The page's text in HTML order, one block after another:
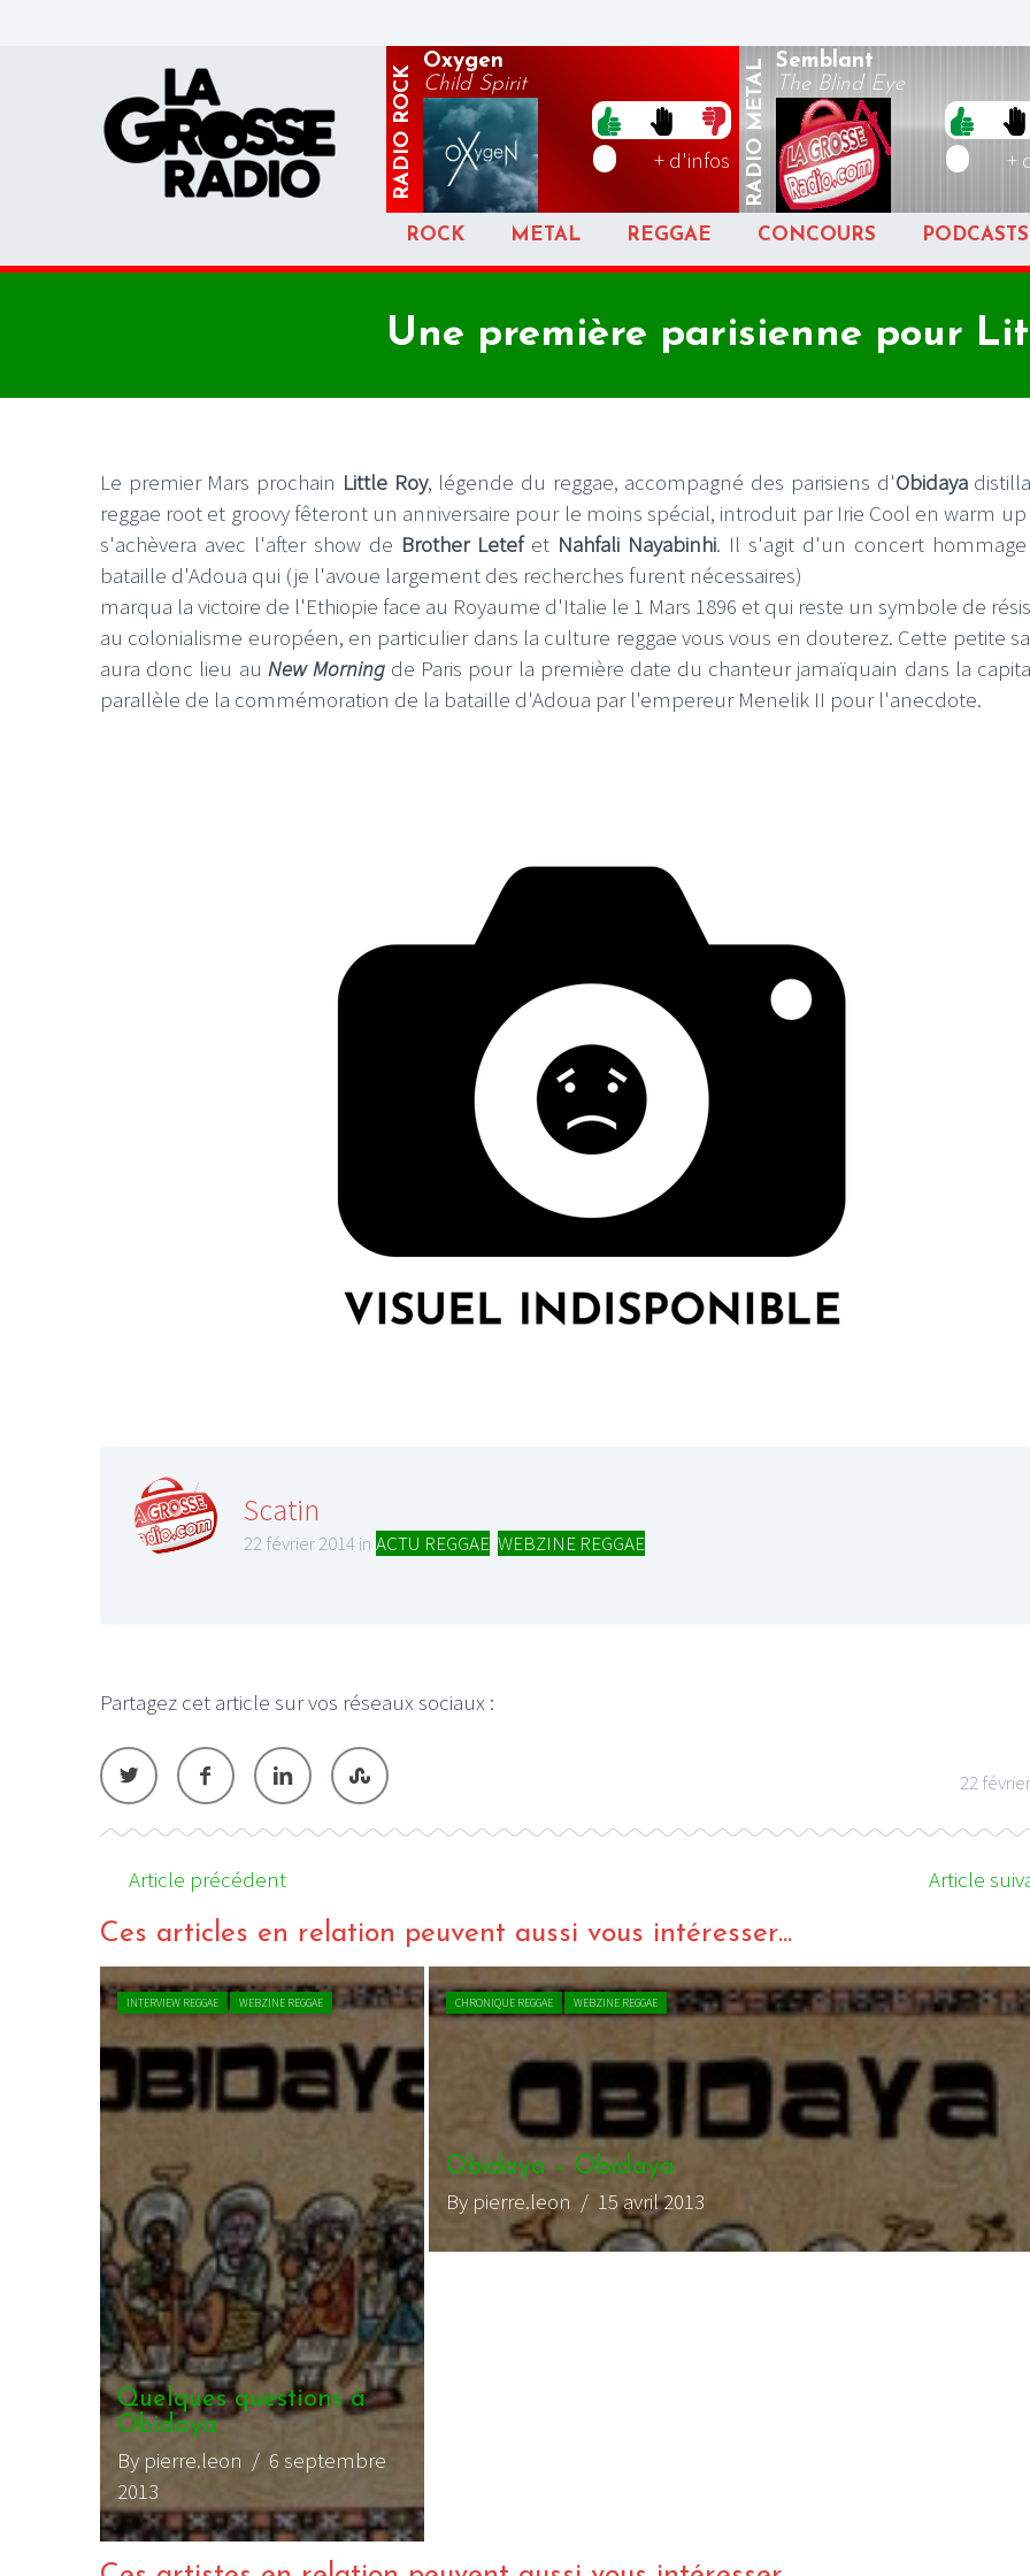
RADIO
ROCK
Oxygen
Child Spirit
+ d'infos RADIO
METAL Semblant
The Blind Eye
+
ROCK METAL REGGAE CONCOURS PODCASTS
Une première parisienne pour
Le premier Mars prochain Little Roy, légende du reggae, accompagné des parisiens d'Obidaya
reggae root et groovy fêteront un anniversaire pour le moins spécial, introduit par Irie Cool en warm
s'achèvera avec l'after show de Brother Letef et Nahfali Nayabinhi. Il s'agit d'un concert
bataille d'Adoua qui (je l'avoue largement des recherches furent nécessaires)
marqua la victoire de l'Ethiopie face au Royaume d'Italie le 1 Mars 1896 et qui reste un symbole de
au colonialisme européen, en particulier dans la culture reggae vous vous en douterez. Cette petite
aura donc lieu au New Morningde Paris pour la première date du chanteur jamaïquain dans la
parallèle de la commémoration de la bataille d'Adoua par l'empereur Menelik II pour l'anecdote.
Scatin
22 février 2014 in ACTU REGGAE WEBZINE REGGAE
Partagez cet article sur vos réseaux sociaux :
22
Article précédent Article
Ces articles en relation peuvent aussi vous intéresser...
INTERVIEW REGGAE WEBZINE REGGAE
Quelques questions à
Obidaya
By pierre.leon / 6 septembre
2013
CHRONIQUE REGGAE WEBZINE REGGAE
Obidaya – Obidaya
By pierre.leon / 15 avril 2013
LE GROS RIFFIFI
LE GROS RIFFIFI –
Christmas Riffifi 2025 !!!
LE GROS RIFFIFI